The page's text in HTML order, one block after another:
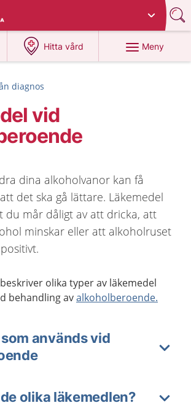
1177region
Hitta vård
på 1177.se
Meny
diagnos
vid
dina alkoholvanor kan få
det ska gå lättare. Läkemedel
du mår dåligt av att dricka, att
minskar eller att alkoholruset
olika typer av läkemedel
behandling avalkoholberoende.
används vid
olika läkemedlen?